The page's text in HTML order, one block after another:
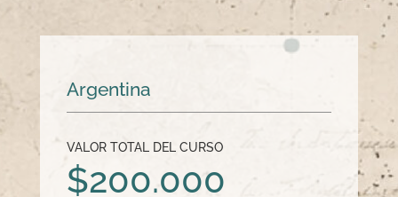
Argentina
VALOR TOTAL DEL CURSO
$200.000